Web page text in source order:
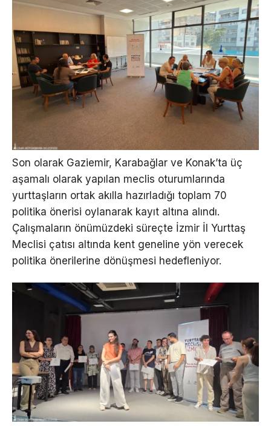
Son olarak Gaziemir, Karabağlar ve Konak’ta üç
aşamalı olarak yapılan meclis oturumlarında
yurttaşların ortak akılla hazırladığı toplam 70
politika önerisi oylanarak kayıt altına alındı.
Çalışmaların önümüzdeki süreçte İzmir İl Yurttaş
Meclisi çatısı altında kent geneline yön verecek
politika önerilerine dönüşmesi hedefleniyor.